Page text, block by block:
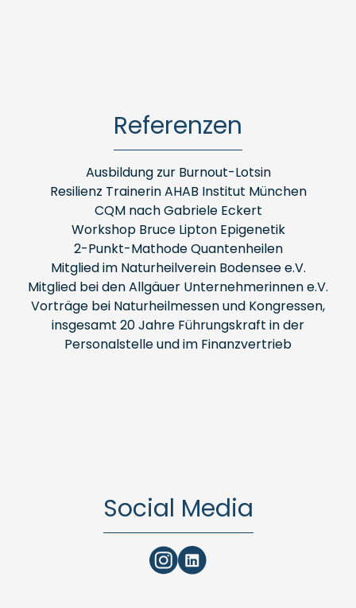
Referenzen
Ausbildung zur Burnout-Lotsin
Resilienz Trainerin AHAB Institut München
CQM nach Gabriele Eckert
Workshop Bruce Lipton Epigenetik
2-Punkt-Mathode Quantenheilen
Mitglied im Naturheilverein Bodensee e.V.
Mitglied bei den Allgäuer Unternehmerinnen e.V.
Vorträge bei Naturheilmessen und Kongressen,
insgesamt 20 Jahre Führungskraft in der
Personalstelle und im Finanzvertrieb
Social Media